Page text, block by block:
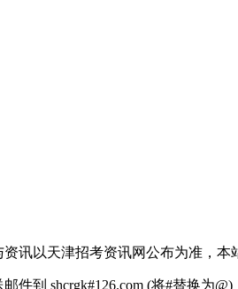
讯以天津招考资讯网公布为准，本
到 shcrgk#126.com (将#替换为@)